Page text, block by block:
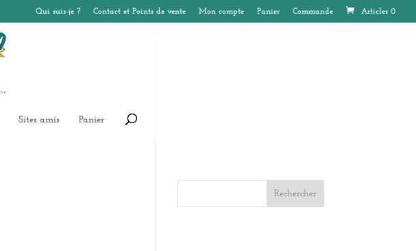
Qui suis-je ? Contact et Points de vente Mon compte Panier Commande Articles 0
Sites amis Panier